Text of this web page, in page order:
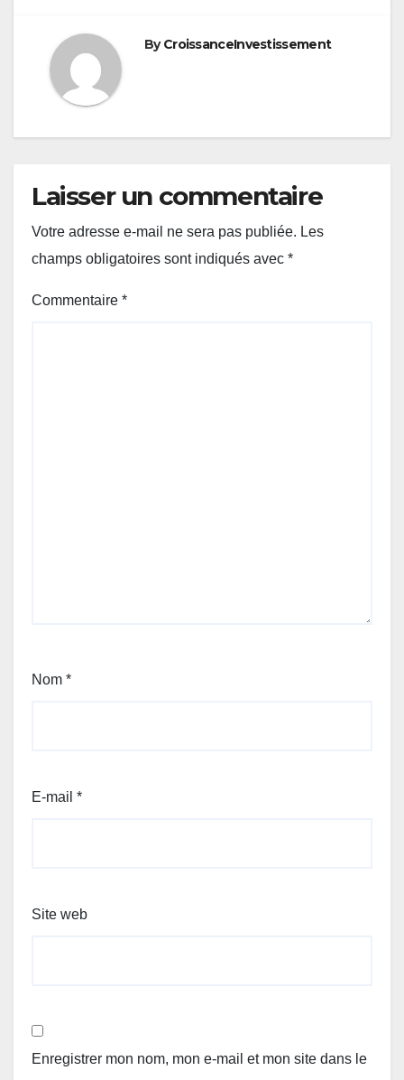
ByCroissanceInvestissement
Laisser un commentaire
Votre adresse e-mail ne sera pas publiée. Les
champs obligatoires sont indiqués avec *
Commentaire *
Nom *
E-mail *
Site web
Enregistrer mon nom, mon e-mail et mon site dans le